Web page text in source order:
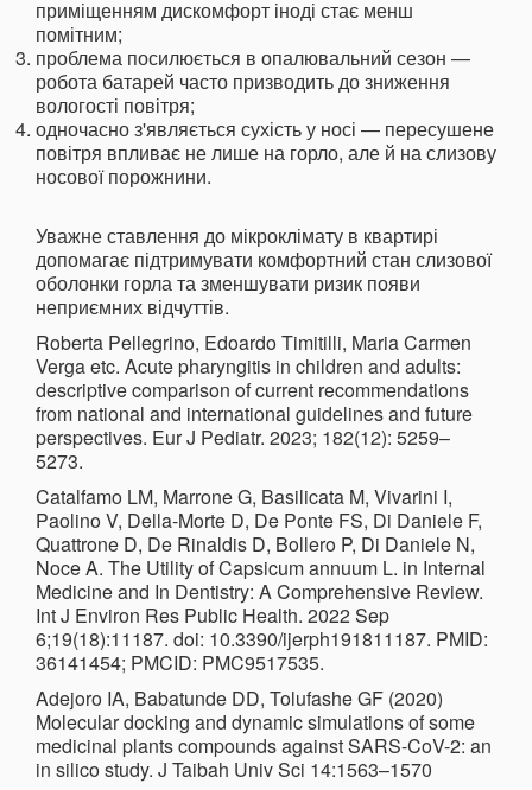
приміщенням дискомфорт іноді стає менш
помітним;
проблема посилюється в опалювальний сезон —
робота батарей часто призводить до зниження
вологості повітря;
одночасно з'являється сухість у носі — пересушене
повітря впливає не лише на горло, але й на слизову
носової порожнини.
Уважне ставлення до мікроклімату в квартирі
допомагає підтримувати комфортний стан слизової
оболонки горла та зменшувати ризик появи
неприємних відчуттів.
Roberta Pellegrino, Edoardo Timitilli, Maria Carmen
Verga etc. Acute pharyngitis in children and adults:
descriptive comparison of current recommendations
from national and international guidelines and future
perspectives. Eur J Pediatr. 2023; 182(12): 5259–
5273.
Catalfamo LM, Marrone G, Basilicata M, Vivarini I,
Paolino V, Della-Morte D, De Ponte FS, Di Daniele F,
Quattrone D, De Rinaldis D, Bollero P, Di Daniele N,
Noce A. The Utility of Capsicum annuum L. in Internal
Medicine and In Dentistry: A Comprehensive Review.
Int J Environ Res Public Health. 2022 Sep
6;19(18):11187. doi: 10.3390/ijerph191811187. PMID:
36141454; PMCID: PMC9517535.
Adejoro IA, Babatunde DD, Tolufashe GF (2020)
Molecular docking and dynamic simulations of some
medicinal plants compounds against SARS-CoV-2: an
in silico study. J Taibah Univ Sci 14:1563–1570